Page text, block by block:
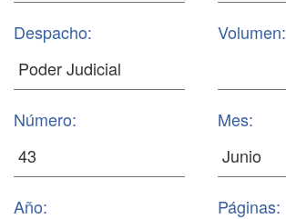
Despacho: Volumen:
Número: Mes:
Año: Páginas: